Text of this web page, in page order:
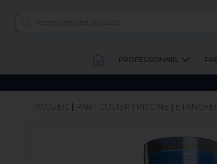
PROFESSIONNEL
ACCUEIL PARTICULIER PISCINE